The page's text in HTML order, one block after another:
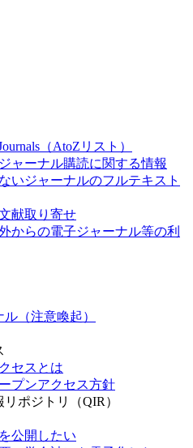
（AtoZリスト）
ャーナル購読に関する情報
いジャーナルのフルテキスト
献取り寄せ
からの電子ジャーナル等の利
（注意喚起）
セスとは
プンアクセス方針
ポジトリ（QIR）
公開したい